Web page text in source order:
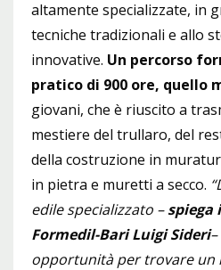
altamente specializzate, in
tecniche tradizionali e allo
innovative. Un percorso
pratico di 900 ore, quello
giovani, che è riuscito a
mestiere del trullaro, del
della costruzione in
in pietra e muretti a secco.
edile specializzato –spiega
Formedil-Bari Luigi Sideri
opportunità per trovare un